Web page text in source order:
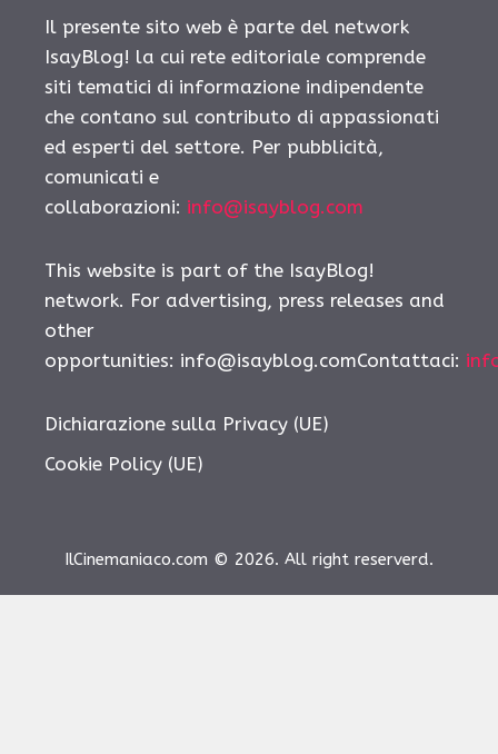
Il presente sito web è parte del network
IsayBlog! la cui rete editoriale comprende
siti tematici di informazione indipendente
che contano sul contributo di appassionati
ed esperti del settore. Per pubblicità,
comunicati e
collaborazioni: info@isayblog.com
This website is part of the IsayBlog!
network. For advertising, press releases and
other
opportunities: info@isayblog.comContattaci:
Dichiarazione sulla Privacy (UE)
Cookie Policy (UE)
IlCinemaniaco.com © 2026. All right reserverd.